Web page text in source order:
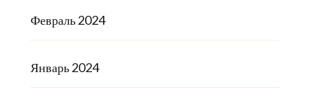
Февраль 2024
Январь 2024